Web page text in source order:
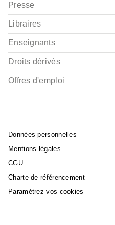
Presse
Libraires
Enseignants
Droits dérivés
Offres d'emploi
Données personnelles
Mentions légales
CGU
Charte de référencement
Paramétrez vos cookies